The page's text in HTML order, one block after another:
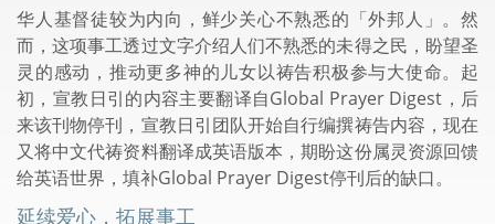
华人基督徒较为内向，鲜少关心不熟悉的「外邦人」。然
而，这项事工透过文字介绍人们不熟悉的未得之民，盼望圣
灵的感动，推动更多神的儿女以祷告积极参与大使命。起
初，宣教日引的内容主要翻译自Global Prayer Digest，后
来该刊物停刊，宣教日引团队开始自行编撰祷告内容，现在
又将中文代祷资料翻译成英语版本，期盼这份属灵资源回馈
给英语世界，填补Global Prayer Digest停刊后的缺口。
延续爱心，拓展事工